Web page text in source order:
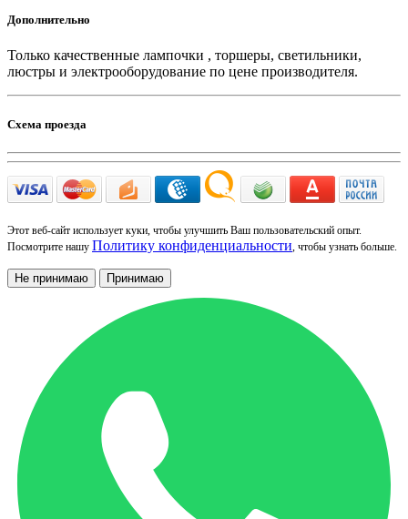
Дополнительно
Только качественные лампочки , торшеры, светильники,
люстры и электрооборудование по цене производителя.
Схема проезда
Этот веб-сайт использует куки, чтобы улучшить Ваш пользовательский опыт.
Посмотрите нашу Политику конфиденциальности, чтобы узнать больше.
Не принимаю Принимаю